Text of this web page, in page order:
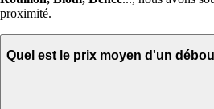
proximité.
Quel est le prix moyen d'un